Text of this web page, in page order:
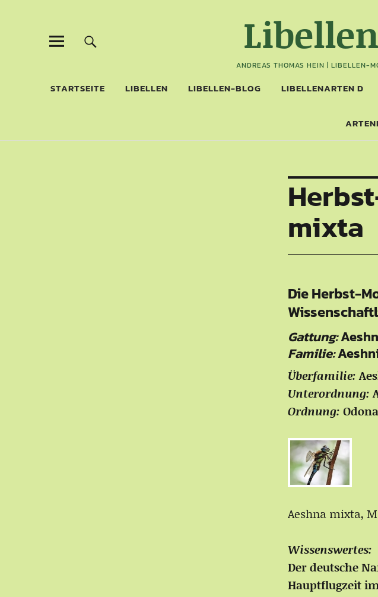
ANDREAS THOMAS HEIN | LIBELLEN-
STARTSEITE LIBELLEN LIBELLEN-BLOG LIBELLENARTEN D
mixta
Die Herbst-
Gattung:
Familie:
Überfamilie:
Unterordnung:
Ordnung:
Aeshna
Wissenswertes:
Der deutsche
Hauptflugzeit